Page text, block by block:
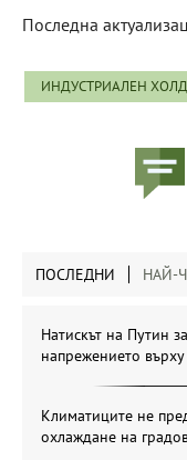
Последна
ИНДУСТРИАЛЕН
ПОСЛЕДНИ НАЙ-
Натискът на Путин
напрежението
Климатиците не
охлаждане на